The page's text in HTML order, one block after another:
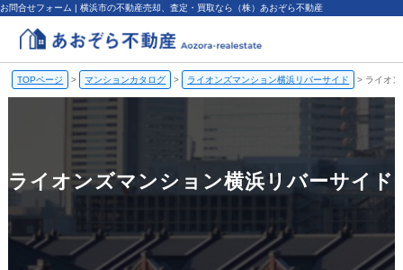
お問合せフォーム | 横浜市の不動産売却、査定・買取なら（株）あおぞら不動産
TOPページ > マンションカタログ > ライオンズマンション横浜リバーサイド > ライオ
ライオンズマンション横浜リバーサイド